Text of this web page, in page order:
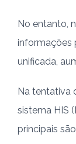
No entanto,
informações
unificada,
Na tentativa
sistema HIS
principais